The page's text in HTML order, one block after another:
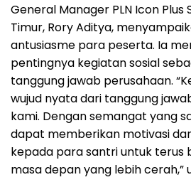
General Manager PLN Icon Plus
Timur, Rory Aditya,
antusiasme para peserta. Ia
pentingnya kegiatan sosial
tanggung jawab perusahaan.
wujud nyata dari tanggung
kami. Dengan semangat yang
dapat memberikan motivasi
kepada para santri untuk terus
masa depan yang lebih cerah,”